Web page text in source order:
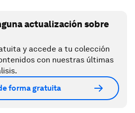
actualización sobre
y accede a tu colección
con nuestras últimas
forma gratuita